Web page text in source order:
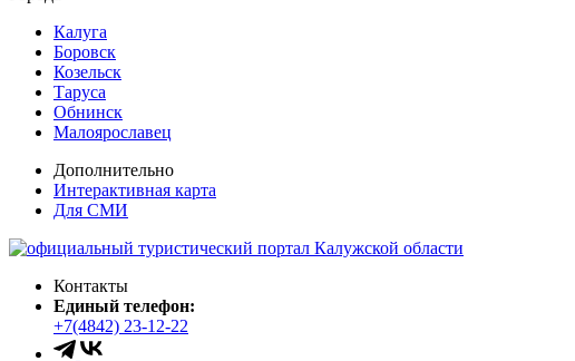
Калуга
Боровск
Козельск
Таруса
Обнинск
Малоярославец
Дополнительно
Интерактивная карта
Для СМИ
Контакты
Единый телефон:
+7(4842) 23-12-22